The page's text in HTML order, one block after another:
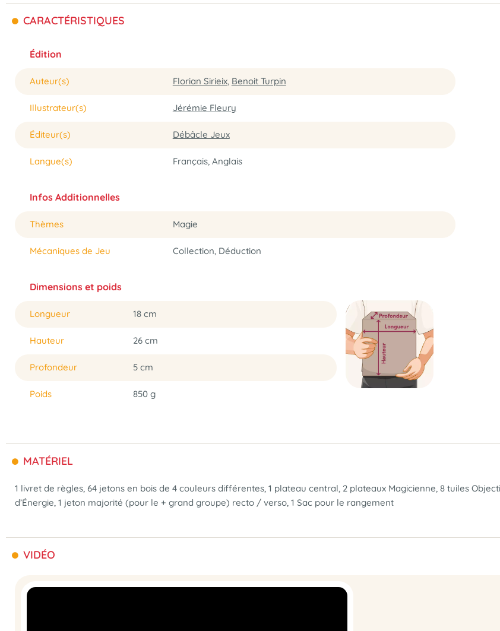
CARACTÉRISTIQUES
Édition
Auteur(s) Florian Sirieix, Benoit Turpin
Illustrateur(s) Jérémie Fleury
Éditeur(s) Débâcle Jeux
Langue(s) Français, Anglais
Infos Additionnelles
Thèmes Magie
Mécaniques de Jeu Collection, Déduction
Dimensions et poids
Longueur 18 cm
Hauteur 26 cm
Profondeur 5 cm
Poids 850 g
MATÉRIEL
1 livret de règles, 64 jetons en bois de 4 couleurs différentes, 1 plateau central, 2 plateaux Magicienne, 8 tuiles
d’Énergie, 1 jeton majorité (pour le + grand groupe) recto / verso, 1 Sac pour le rangement
VIDÉO